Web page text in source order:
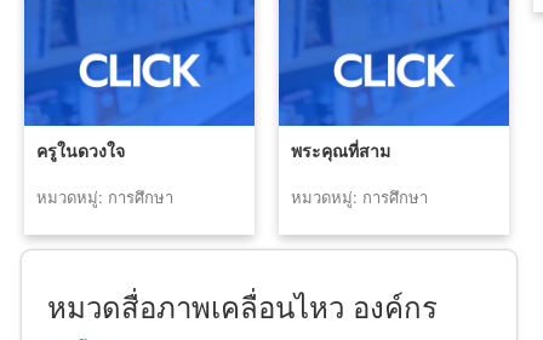
ครูในดวงใจ
หมวดหมู่: การศึกษา
พระคุณที่สาม
หมวดหมู่: การศึกษา
หมวดสื่อภาพเคลื่อนไหว องค์กร